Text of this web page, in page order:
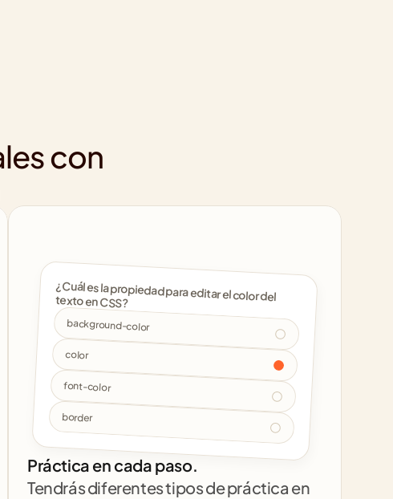
con
texto en CSS?
background-color
color
font-color
border
Práctica en cada paso.
Tendrás diferentes tipos de práctica en